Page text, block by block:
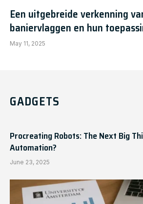
Een uitgebreide verkenning
baniervlaggen en hun
May 11, 2025
GADGETS
Procreating Robots: The Next Big
Automation?
June 23, 2025